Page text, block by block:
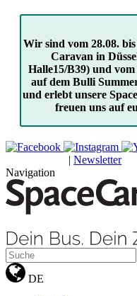
Wir sind vom 28.08.
Caravan in
Halle15/B39) und vom
auf dem Bulli
und erlebt unsere
freuen uns auf
| Newsletter
Navigation
DE